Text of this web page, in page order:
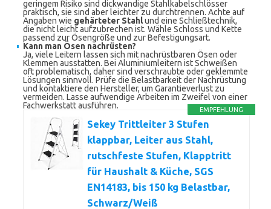
geringem Risiko sind dickwandige Stahlkabelschlösser
praktisch, sie sind aber leichter zu durchtrennen. Achte auf
Angaben wie gehärteter Stahlund eine Schließtechnik,
die nicht leicht aufzubrechen ist. Wähle Schloss und Kette
passend zur Ösengröße und zur Befestigungsart.
Kann man Ösen nachrüsten?
Ja, viele Leitern lassen sich mit nachrüstbaren Ösen oder
Klemmen ausstatten. Bei Aluminiumleitern ist Schweißen
oft problematisch, daher sind verschraubte oder geklemmte
Lösungen sinnvoll. Prüfe die Belastbarkeit der Nachrüstung
und kontaktiere den Hersteller, um Garantieverlust zu
vermeiden. Lasse aufwendige Arbeiten im Zweifel von einer
Fachwerkstatt ausführen.
EMPFEHLUNG
Sekey Trittleiter 3 Stufen
klappbar, Leiter aus Stahl,
rutschfeste Stufen, Klapptritt
für Haushalt & Küche, SGS
EN14183, bis 150 kg Belastbar,
Schwarz/Weiß